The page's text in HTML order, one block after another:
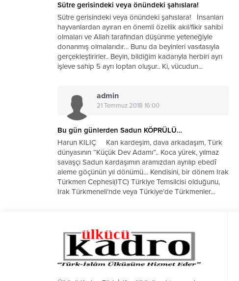
Sütre gerisindeki veya önündeki şahıslara!
Sütre gerisindeki veya önündeki şahıslara! İnsanları
hayvanlardan ayıran en önemli özellik akıl/fikir sahibi
olmaları ve Allah tarafından düşünme yeteneğiyle
donanmış olmalarıdır… Bunu da beyinleri vasıtasıyla
gerçekleştirirler.. Beyin, bildiğim kadarıyla herbiri ayrı
işleve sahip 5 ayrı loptan oluşur.. Ki, vücudun...
admin
21 Temmuz 2018 16:00
Bu gün günlerden Sadun KÖPRÜLÜ…
Harun KILIÇ Kan kardeşim, dava arkadaşım, Türk
dünyasının “Küçük Dev Adamı”.. Koca yürek, yılmaz
savaşçı Sadun kardaşımın aramızdan ayrılıp ebedî
aleme göçünün yıl dönümü… Kendisini, bir dönem Irak
Türkmen Cephesi(ITC) Türkiye Temsilcisi olduğunu,
Irak Türkmeneli’nde veya Türkiye’de Türkmenler...